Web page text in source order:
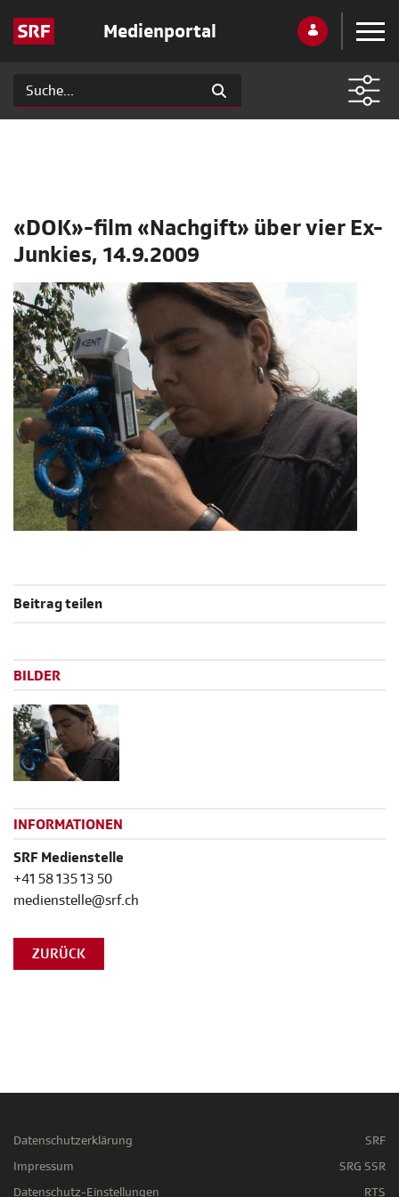
Medienportal
«DOK»-film «Nachgift» über vier Ex-
Junkies, 14.9.2009
Beitrag teilen
BILDER
INFORMATIONEN
SRF Medienstelle
+41 58 135 13 50
medienstelle@srf.ch
ZURÜCK
Datenschutzerklärung
Impressum
Datenschutz-Einstellungen
SRF
SRG SSR
RTS